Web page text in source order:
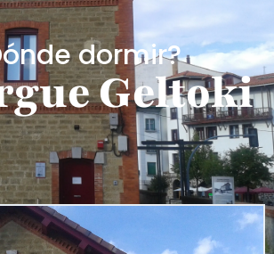
dormir?
Geltoki